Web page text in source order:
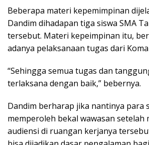
Beberapa materi kepemimpinan
Dandim dihadapan tiga siswa SMA
tersebut. Materi kepeimpinan itu,
adanya pelaksanaan tugas dari
“Sehingga semua tugas dan
terlaksana dengan baik,” bebernya.
Dandim berharap jika nantinya para
memperoleh bekal wawasan setelah
audiensi di ruangan kerjanya